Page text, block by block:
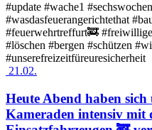
#update #wache1
#wasdasfeuerangerichtethat
#feuerwehrtreffurt🚒
#löschen #bergen #schützen
#unserefreizeitfüreuresicherheit
21.02.
Heute Abend haben
Kameraden intensiv mit